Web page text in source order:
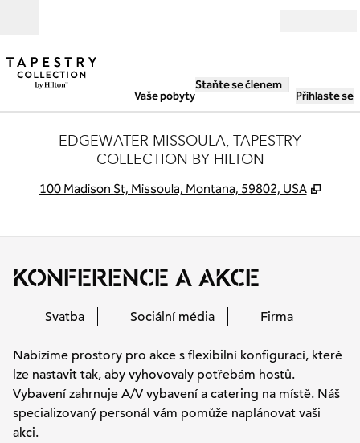
Vaše pobyty
Staňte se členem
Přihlaste se
EDGEWATER MISSOULA, TAPESTRY
COLLECTION BY HILTON
100 Madison St, Missoula, Montana, 59802, USA ,
KONFERENCE A AKCE
Svatba Sociální média Firma
Nabízíme prostory pro akce s flexibilní konfigurací, které
lze nastavit tak, aby vyhovovaly potřebám hostů.
Vybavení zahrnuje A/V vybavení a catering na místě. Náš
specializovaný personál vám pomůže naplánovat vaši
akci.